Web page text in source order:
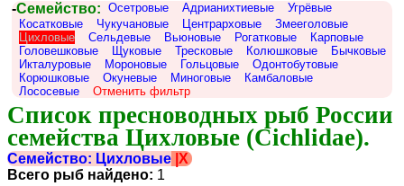
-Семейство: Осетровые Адрианихтиевые
Угрёвые
Косатковые
Чукучановые Центрарховые
Змееголовые
Цихловые
Сельдевые Вьюновые Рогатковые
Карповые
Головешковые
Щуковые Тресковые Колюшковые
Бычковые
Икталуровые
Мороновые Гольцовые
Одонтобутовые
Корюшковые
Окуневые Миноговые
Камбаловые
Лососевые
Отменить фильтр
Список пресноводных рыб России
семейства Цихловые (Cichlidae).
Семейство: Цихловые |X
Всего рыб найдено: 1